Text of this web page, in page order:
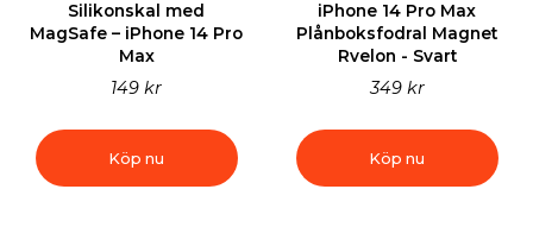
Silikonskal med
MagSafe – iPhone 14 Pro
Max
149 kr
Köp nu
iPhone 14 Pro Max
Plånboksfodral Magnet
Rvelon - Svart
349 kr
Köp nu